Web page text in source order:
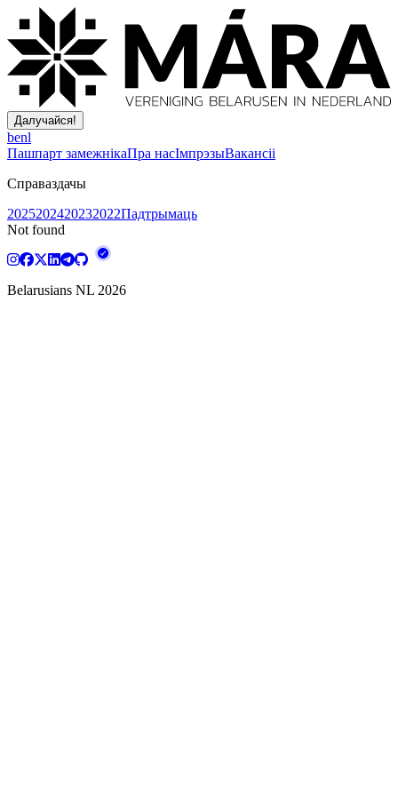
Далучайся!
benl
Пашпарт замежнікаПра насІмпрэзыВакансіі
Справаздачы
2025202420232022Падтрымаць
Not found
Belarusians NL 2026